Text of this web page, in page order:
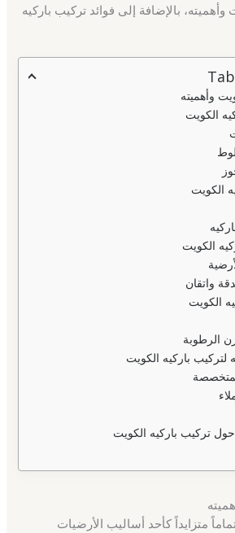
بالإضافة إلى فوائد تركيب باركيه
وأهميته
الكويت
الكويت
الكويت
واتقان
الكويت
الرطوبة
باركيه الكويت
حول تركيب باركيه الكويت
متزايداً كأحد أساليب الأرضيات